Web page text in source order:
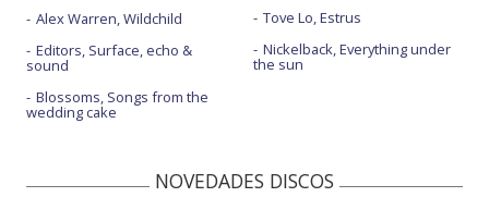
Alex Warren, Wildchild
Editors, Surface, echo &
sound
Blossoms, Songs from the
wedding cake
Tove Lo, Estrus
Nickelback, Everything under
the sun
NOVEDADES DISCOS